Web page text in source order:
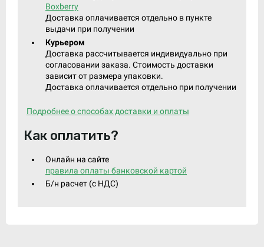
Boxberry
Доставка оплачивается отдельно в пункте
выдачи при получении
Курьером
Доставка рассчитывается индивидуально при
согласовании заказа. Стоимость доставки
зависит от размера упаковки.
Доставка оплачивается отдельно при получении
Подробнее о способах доставки и оплаты
Как оплатить?
Онлайн на сайте
правила оплаты банковской картой
Б/н расчет (c НДС)